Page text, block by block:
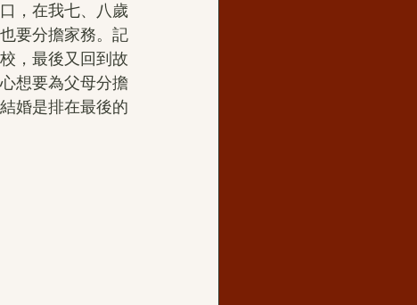
賦
華藏寺
，在我七、八歲
要分擔家務。記
，最後又回到故
想要為父母分擔
婚是排在最後的